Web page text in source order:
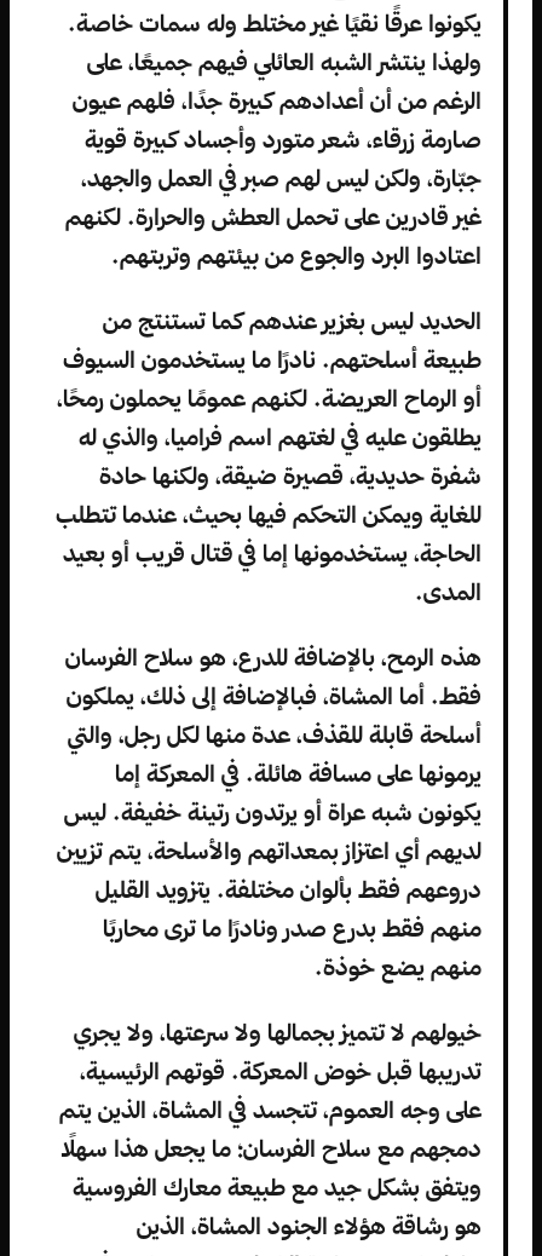
يكونوا عرقًا نقيًا غير مختلط وله سمات خاصة.
ولهذا ينتشر الشبه العائلي فيهم جميعًا، على
الرغم من أن أعدادهم كبيرة جدًا، فلهم عيون
صارمة زرقاء، شعر متورد وأجساد كبيرة قوية
جبّارة، ولكن ليس لهم صبر في العمل والجهد،
غير قادرين على تحمل العطش والحرارة. لكنهم
اعتادوا البرد والجوع من بيئتهم وتربتهم.
الحديد ليس بغزير عندهم كما تستنتج من
طبيعة أسلحتهم. نادرًا ما يستخدمون السيوف
أو الرماح العريضة. لكنهم عمومًا يحملون رمحًا،
يطلقون عليه في لغتهم اسم فراميا، والذي له
شفرة حديدية، قصيرة ضيقة، ولكنها حادة
للغاية ويمكن التحكم فيها بحيث، عندما تتطلب
الحاجة، يستخدمونها إما في قتال قريب أو بعيد
المدى.
هذه الرمح، بالإضافة للدرع، هو سلاح الفرسان
فقط. أما المشاة، فبالإضافة إلى ذلك، يملكون
أسلحة قابلة للقذف، عدة منها لكل رجل، والتي
يرمونها على مسافة هائلة. في المعركة إما
يكونون شبه عراة أو يرتدون رتينة خفيفة. ليس
لديهم أي اعتزاز بمعداتهم والأسلحة، يتم تزيين
دروعهم فقط بألوان مختلفة. يتزويد القليل
منهم فقط بدرع صدر ونادرًا ما ترى محاربًا
منهم يضع خوذة.
خيولهم لا تتميز بجمالها ولا سرعتها، ولا يجري
تدريبها قبل خوض المعركة. قوتهم الرئيسية،
على وجه العموم، تتجسد في المشاة، الذين يتم
دمجهم مع سلاح الفرسان؛ ما يجعل هذا سهلًا
ويتفق بشكل جيد مع طبيعة معارك الفروسية
هو رشاقة هؤلاء الجنود المشاة، الذين